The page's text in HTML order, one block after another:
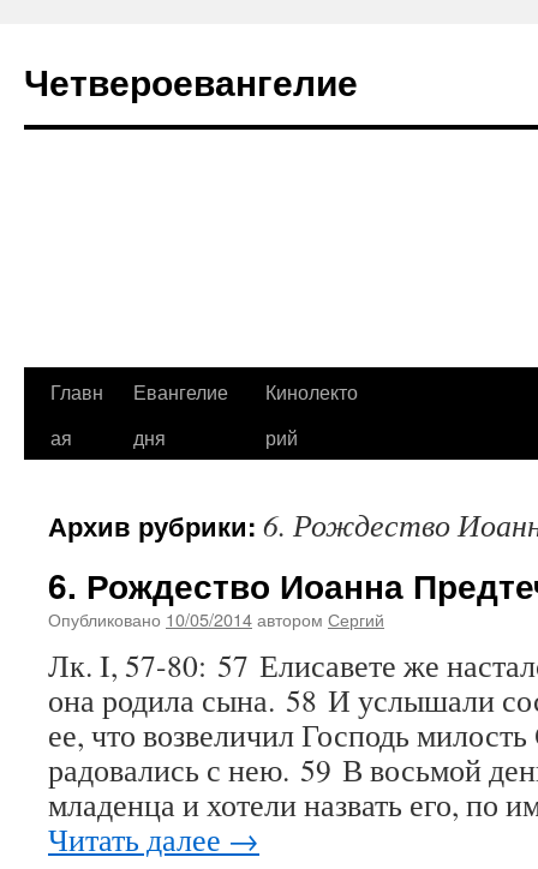
Четвероевангелие
Перейти
Главн
ая
Евангелие
дня
Кинолекто
рий
Архив рубрики: 6. Рождество
6. Рождество Иоанна
Опубликовано 10/05/2014автором Сергий
Лк. I, 57-80: 57 Елисавете же
она родила сына. 58 И услышали
ее, что возвеличил Господь
радовались с нею. 59 В восьмой
младенца и хотели назвать его, по
Читать далее →